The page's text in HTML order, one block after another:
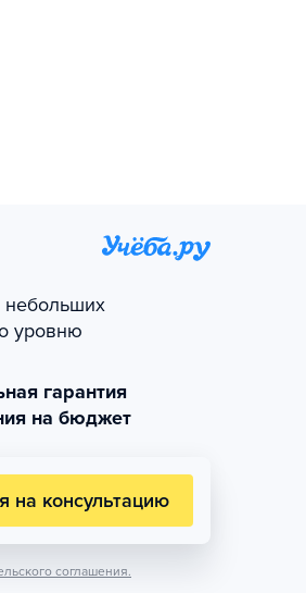
небольших
уровню
гарантия
на бюджет
на консультацию
соглашения.